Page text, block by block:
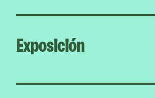
Exposición